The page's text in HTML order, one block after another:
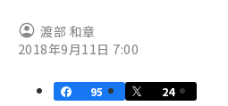
ビィ・フォアード (776)
渡部 和章
2018年9月11日 7:00
95
24